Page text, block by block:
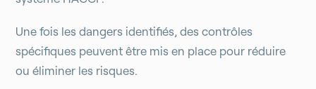
Une fois les dangers identifiés, des contrôles
spécifiques peuvent être mis en place pour réduire
ou éliminer les risques.